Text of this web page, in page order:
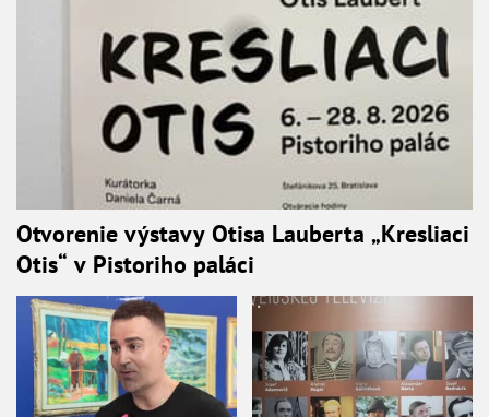
Otvorenie výstavy Otisa Lauberta „Kresliaci
Otis“ v Pistoriho paláci